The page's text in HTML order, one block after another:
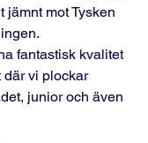
jämnt mot Tysken
fantastisk kvalitet
där vi plockar
junior och även